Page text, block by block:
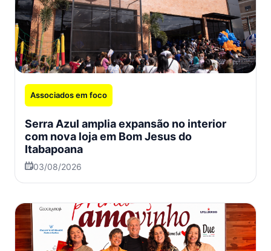
Associados em foco
Serra Azul amplia expansão no interior
com nova loja em Bom Jesus do
Itabapoana
03/08/2026